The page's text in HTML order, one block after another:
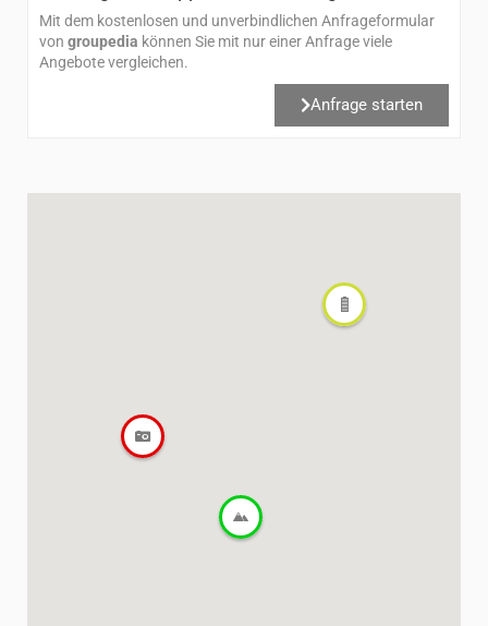
Mit dem kostenlosen und unverbindlichen Anfrageformular
von groupedia können Sie mit nur einer Anfrage viele
Angebote vergleichen.
Anfrage starten